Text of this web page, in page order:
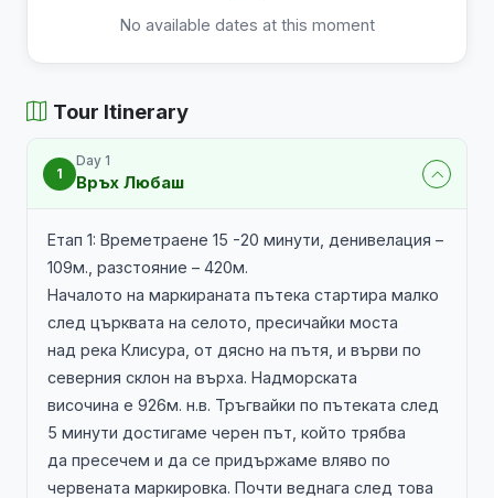
No available dates at this moment
Tour Itinerary
1
Day 1
Връх Любаш
Етап 1: Времетраене 15 -20 минути, денивелация –
109м., разстояние – 420м.
Началото на маркираната пътека стартира малко
след църквата на селото, пресичайки моста
над река Клисура, от дясно на пътя, и върви по
северния склон на върха. Надморската
височина е 926м. н.в. Тръгвайки по пътеката след
5 минути достигаме черен път, който трябва
да пресечем и да се придържаме вляво по
червената маркировка. Почти веднага след това